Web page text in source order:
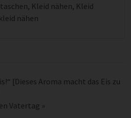
, Kleid nähen, Kleid
nähen
[Dieses Aroma macht das Eis zu
Vatertag »